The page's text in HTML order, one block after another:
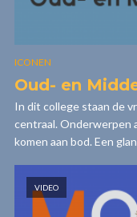
ICONEN
Oud- en
In dit college staan de
centraal. Onderwerpen
komen aan bod. Een
VIDEO